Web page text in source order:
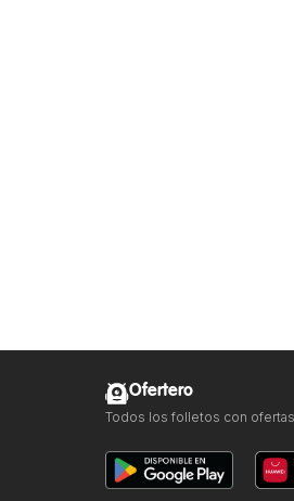
Ofertero
Todos los folletos con